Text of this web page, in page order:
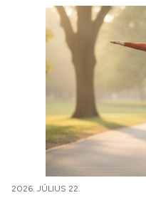
2026. JÚLIUS 22.